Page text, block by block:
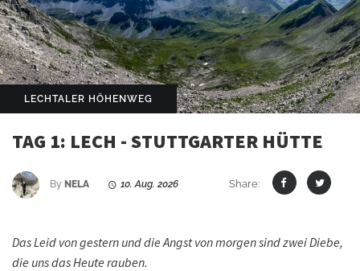
LECHTALER HÖHENWEG
TAG 1: LECH - STUTTGARTER HÜTTE
By NELA 10. Aug. 2026 Share:
Das Leid von gestern und die Angst von morgen sind zwei Diebe,
die uns das Heute rauben.